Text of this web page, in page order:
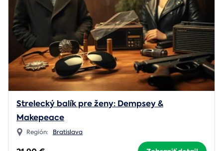
Strelecký balík pre ženy: Dempsey &
Makepeace
Región: Bratislava